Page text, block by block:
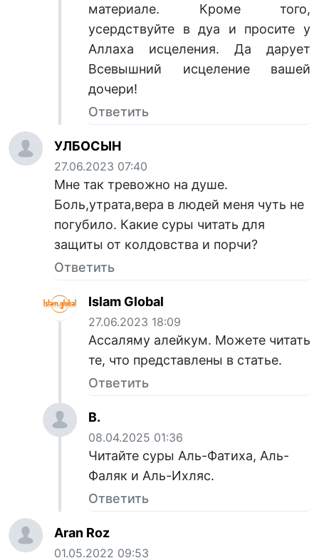
материале. Кроме того,
усердствуйте в дуа и просите у
Аллаха исцеления. Да дарует
Всевышний исцеление вашей
дочери!
Ответить
УЛБОСЫН
27.06.2023 07:40
Мне так тревожно на душе.
Боль,утрата,вера в людей меня чуть не
погубило. Какие суры читать для
защиты от колдовства и порчи?
Ответить
Islam Global
27.06.2023 18:09
Ассаляму алейкум. Можете читать
те, что представлены в статье.
Ответить
В.
08.04.2025 01:36
Читайте суры Аль-Фатиха, Аль-
Фаляк и Аль-Ихляс.
Ответить
Aran Roz
01.05.2022 09:53